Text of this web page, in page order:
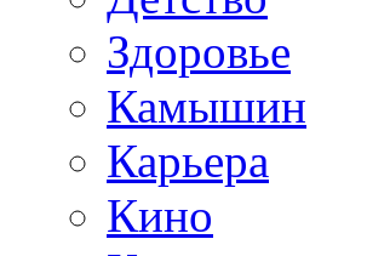
Здоровье
Камышин
Карьера
Кино